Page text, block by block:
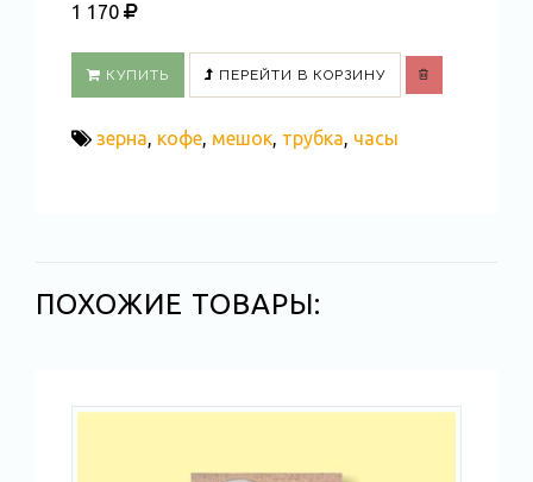
1 170
КУПИТЬ ПЕРЕЙТИ В КОРЗИНУ
зерна, кофе, мешок, трубка, часы
ПОХОЖИЕ ТОВАРЫ: